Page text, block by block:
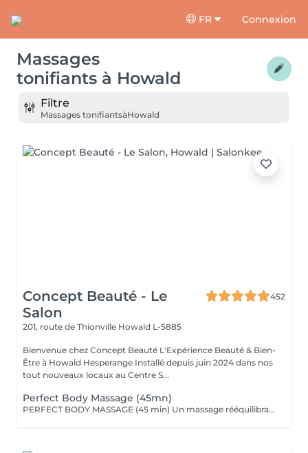
FR Connexion
Massages
tonifiants à Howald
Filtre
Massages tonifiantsàHowald
Concept Beauté - Le
Salon
452
201, route de Thionville Howald L-5885
Bienvenue chez Concept Beauté L'Expérience Beauté & Bien-
Être à Howald Hesperange Installé depuis juin 2024 dans nos
tout nouveaux locaux au Centre S...
Perfect Body Massage (45mn)
PERFECT BODY MASSAGE (45 min) Un massage rééquilibrant qui allie des techniques relaxantes et tonifiantes pour une détente profonde du corps et de l'esprit. Ce soin sur-mesure, adapté à vos besoins, favorise la détente musculaire tout en stimulant la circulation pour une sensation de légèreté et de bien-être absolu. Les textures soyeuses et les actifs botaniques Comfort Zone, formulés sans silicones ni parabènes, enveloppent votre peau de douceur et hydratent intensément.